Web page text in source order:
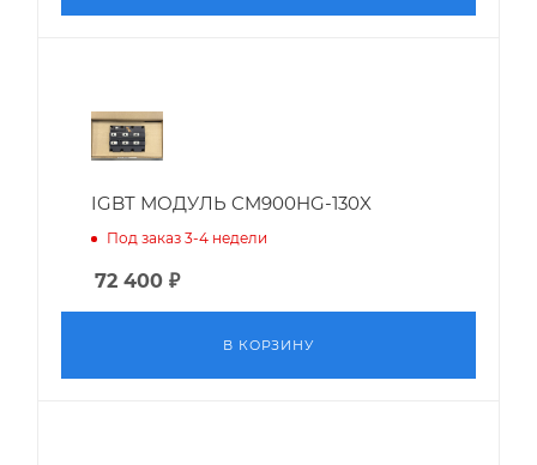
IGBT МОДУЛЬ CM900HG-130X
Под заказ 3-4 недели
72 400 ₽
В КОРЗИНУ